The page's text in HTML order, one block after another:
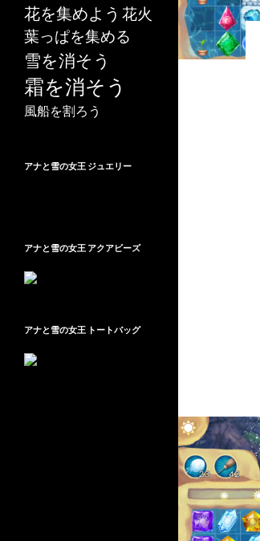
花を集めよう 花火
葉っぱを集める
雪を消そう
霜を消そう
風船を割ろう
アナと雪の女王 ジュエリー
アナと雪の女王 アクアビーズ
アナと雪の女王 トートバッグ